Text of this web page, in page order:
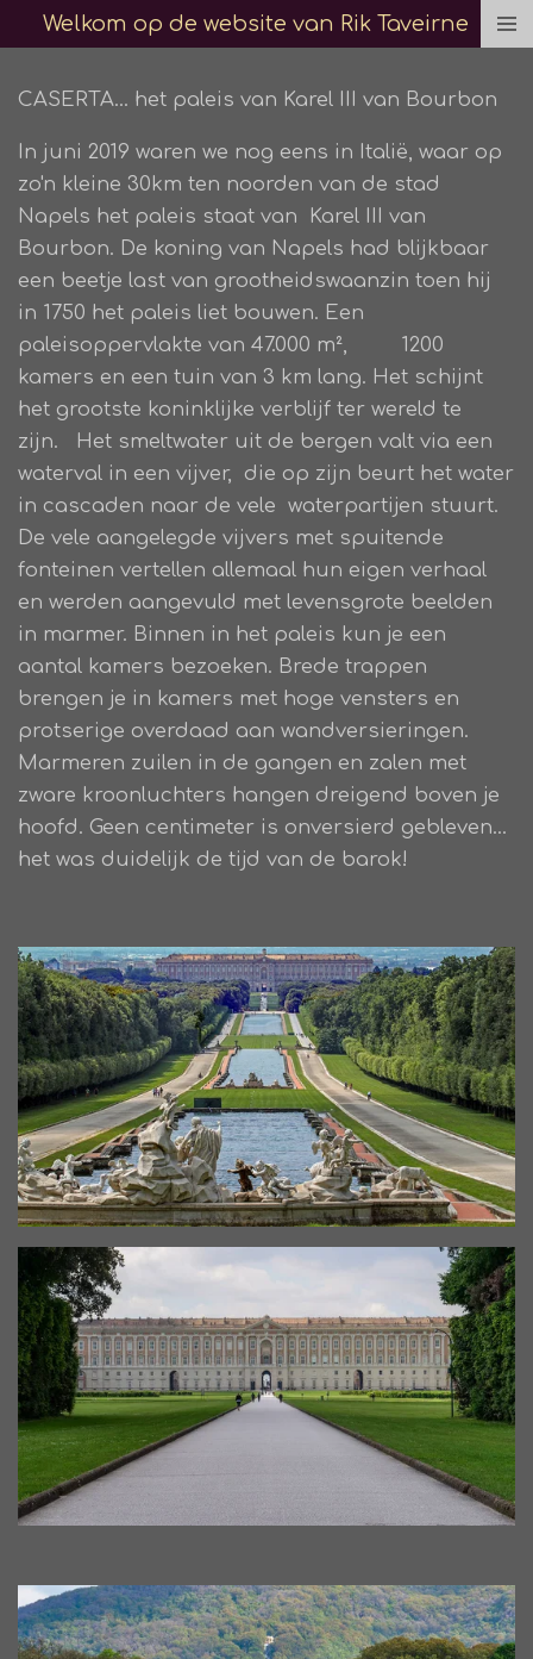
naar
hoofdinhoud
Welkom op de website van Rik Taveirne
CASERTA... het paleis van Karel III van Bourbon
In juni 2019 waren we nog eens in Italië, waar op
zo'n kleine 30km ten noorden van de stad
Napels het paleis staat van Karel III van
Bourbon. De koning van Napels had blijkbaar
een beetje last van grootheidswaanzin toen hij
in 1750 het paleis liet bouwen. Een
paleisoppervlakte van 47.000 m²,
1200
kamers en een tuin van 3 km lang. Het schijnt
het grootste koninklijke verblijf ter wereld te
zijn. Het smeltwater uit de bergen valt via een
waterval in een vijver, die op zijn beurt het water
in cascaden naar de vele waterpartijen stuurt.
De vele aangelegde vijvers met spuitende
fonteinen vertellen allemaal hun eigen verhaal
en werden aangevuld met levensgrote beelden
in marmer. Binnen in het paleis kun je een
aantal kamers bezoeken. Brede trappen
brengen je in kamers met hoge vensters en
protserige overdaad aan wandversieringen.
Marmeren zuilen in de gangen en zalen met
zware kroonluchters hangen dreigend boven je
hoofd. Geen centimeter is onversierd gebleven...
het was duidelijk de tijd van de barok!